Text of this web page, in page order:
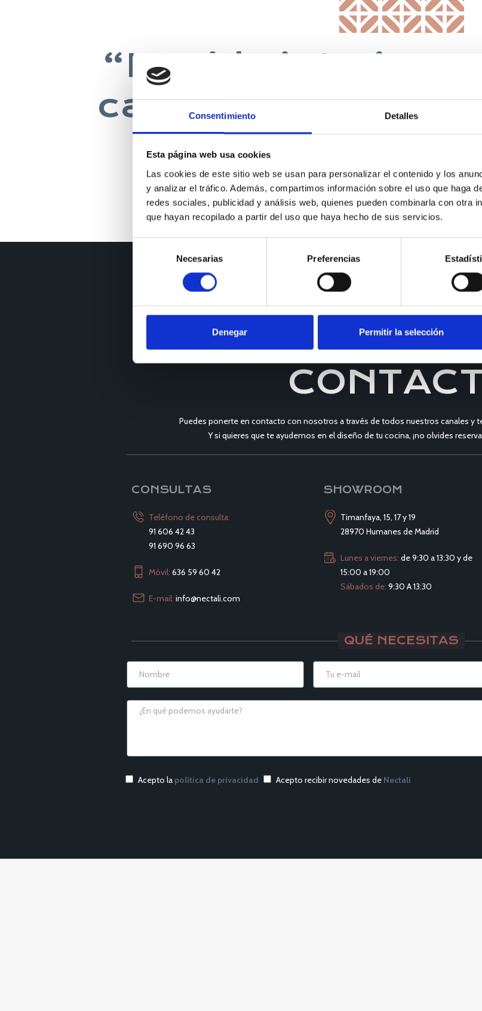
Consentimiento Detalles
Esta página web usa cookies
Las cookies de este sitio web se usan para personalizar el contenido y los
y analizar el tráfico. Además, compartimos información sobre el uso que haga
redes sociales, publicidad y análisis web, quienes pueden combinarla con otra
que hayan recopilado a partir del uso que haya hecho de sus servicios.
Selección
consentimiento
Necesarias Preferencias
Denegar Permitir la selección
“La vida interior
casa confortable
cocina”
DAVID HERBERT LAWRENCE, 1930,
Puedes ponerte en contacto con nosotros a través de todos nuestros canales y
Y si quieres que te ayudemos en el diseño de tu cocina, ¡no olvides
CONSULTAS
Teléfono de consulta:
91 606 42 43
91 690 96 63
Móvil: 636 59 60 42
E-mail: info@nectali.com
SHOWROOM
Timanfaya, 15, 17 y 19
28970 Humanes de Madrid
Lunes a viernes:de 9:30 a 13:30 y de
15:00 a 19:00
Sábados de:9:30 A 13:30
QUÉ NECESITAS
Acepto la política de privacidad Acepto recibir novedades de Nectali